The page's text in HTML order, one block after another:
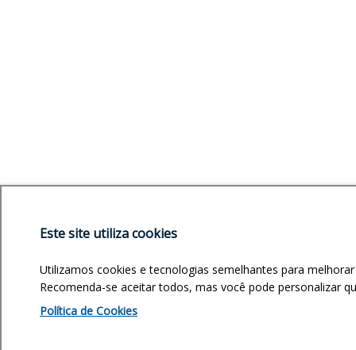
Este site utiliza cookies
Utilizamos cookies e tecnologias semelhantes para
Recomenda-se aceitar todos, mas você pode personalizar
Política de Cookies